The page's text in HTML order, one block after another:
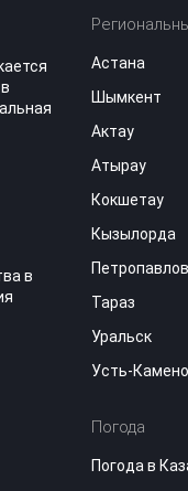
в
Астана
Шымкент
Актау
Атырау
Кокшетау
Кызылорда
Тараз
Уральск
Усть-
Погода
Погода в